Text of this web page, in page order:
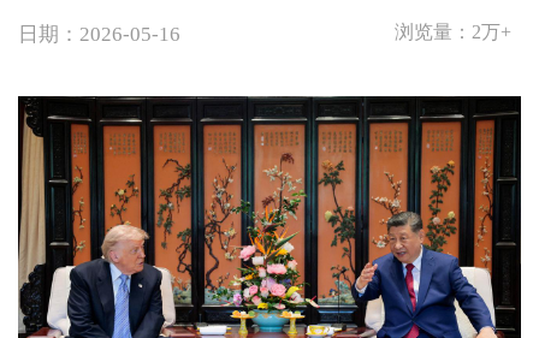
日期：2026-05-16 浏览量： 2万+